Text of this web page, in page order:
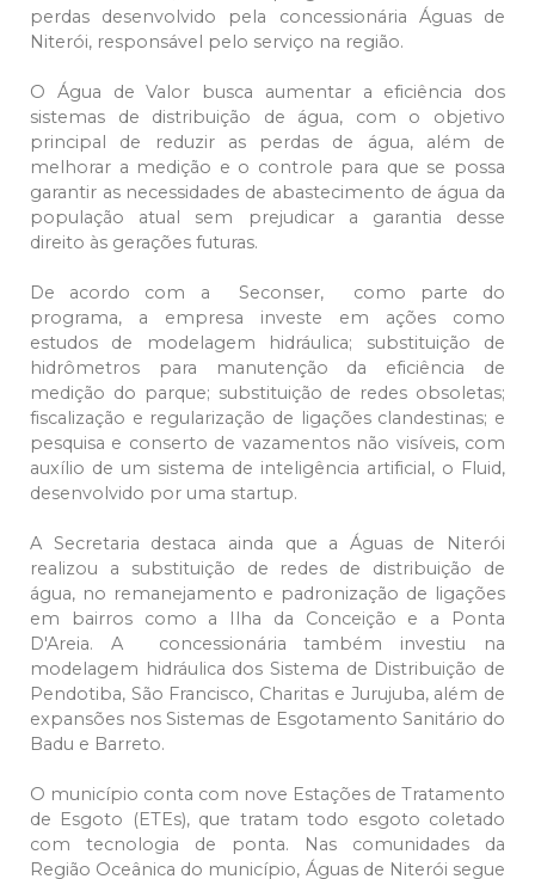
perdas desenvolvido pela concessionária Águas de
Niterói, responsável pelo serviço na região.
O Água de Valor busca aumentar a eficiência dos
sistemas de distribuição de água, com o objetivo
principal de reduzir as perdas de água, além de
melhorar a medição e o controle para que se possa
garantir as necessidades de abastecimento de água da
população atual sem prejudicar a garantia desse
direito às gerações futuras.
De acordo com a Seconser, como parte do
programa, a empresa investe em ações como
estudos de modelagem hidráulica; substituição de
hidrômetros para manutenção da eficiência de
medição do parque; substituição de redes obsoletas;
fiscalização e regularização de ligações clandestinas; e
pesquisa e conserto de vazamentos não visíveis, com
auxílio de um sistema de inteligência artificial, o Fluid,
desenvolvido por uma startup.
A Secretaria destaca ainda que a Águas de Niterói
realizou a substituição de redes de distribuição de
água, no remanejamento e padronização de ligações
em bairros como a Ilha da Conceição e a Ponta
D'Areia. A concessionária também investiu na
modelagem hidráulica dos Sistema de Distribuição de
Pendotiba, São Francisco, Charitas e Jurujuba, além de
expansões nos Sistemas de Esgotamento Sanitário do
Badu e Barreto.
O município conta com nove Estações de Tratamento
de Esgoto (ETEs), que tratam todo esgoto coletado
com tecnologia de ponta. Nas comunidades da
Região Oceânica do município, Águas de Niterói segue